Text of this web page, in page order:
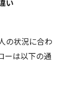
い
の状況に合わ
ーは以下の通